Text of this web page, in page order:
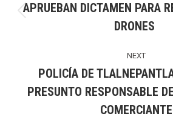
post:
APRUEBAN DICTAMEN PARA
DRONES
NEXT
Next
post:
POLICÍA DE
PRESUNTO RESPONSABLE
COMERCIANTE